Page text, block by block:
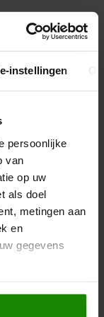
instellingen
persoonlijke
van
op uw
als doel
metingen aan
en
gegevens
zwijg’
belde Bart.